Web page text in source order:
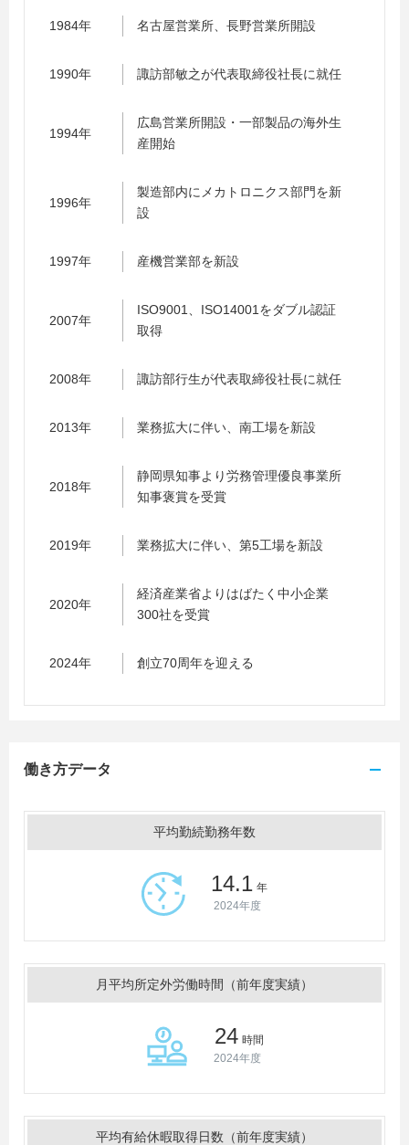
1984年 名古屋営業所、長野営業所開設
1990年 諏訪部敏之が代表取締役社長に就任
1994年
広島営業所開設・一部製品の海外生
産開始
1996年
製造部内にメカトロニクス部門を新
設
1997年 産機営業部を新設
2007年
ISO9001、ISO14001をダブル認証
取得
2008年 諏訪部行生が代表取締役社長に就任
2013年 業務拡大に伴い、南工場を新設
2018年
静岡県知事より労務管理優良事業所
知事褒賞を受賞
2019年 業務拡大に伴い、第5工場を新設
2020年
経済産業省よりはばたく中小企業
300社を受賞
2024年 創立70周年を迎える
働き方データ
平均勤続勤務年数
14.1 年
2024年度
月平均所定外労働時間（前年度実績）
24 時間
2024年度
平均有給休暇取得日数（前年度実績）